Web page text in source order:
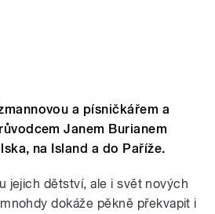
a písničkářem a
Janem Burianem
na Island a do Paříže.
jejich dětství, ale i svět nových
dokáže pěkně překvapit i